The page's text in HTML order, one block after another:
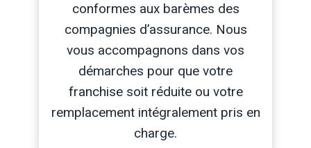
conformes aux barèmes des
compagnies d’assurance. Nous
vous accompagnons dans vos
démarches pour que votre
franchise soit réduite ou votre
remplacement intégralement pris en
charge.